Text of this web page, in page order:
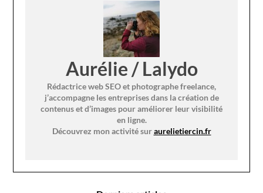
Aurélie / Lalydo
Rédactrice web SEO et photographe freelance,
j’accompagne les entreprises dans la création de
contenus et d’images pour améliorer leur visibilité
en ligne.
Découvrez mon activité suraurelietiercin.fr